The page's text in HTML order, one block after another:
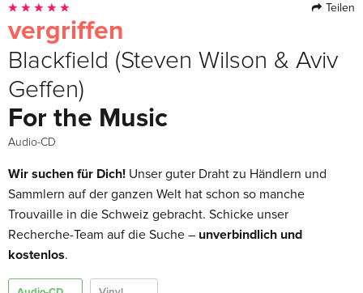
Teilen
vergriffen
Blackfield (Steven Wilson & Aviv
Geffen)
For the Music
Audio-CD
Wir suchen für Dich! Unser guter Draht zu Händlern und
Sammlern auf der ganzen Welt hat schon so manche
Trouvaille in die Schweiz gebracht. Schicke unser
Recherche-Team auf die Suche – unverbindlich und
kostenlos.